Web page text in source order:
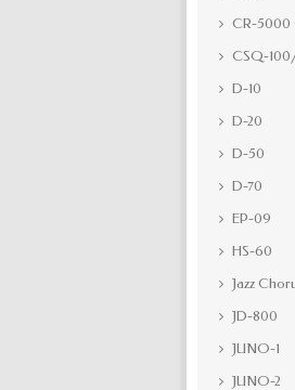
CR-5000
CSQ-
D-10
D-20
D-50
D-70
EP-09
HS-60
Jazz
JD-800
JUNO-1
JUNO-2